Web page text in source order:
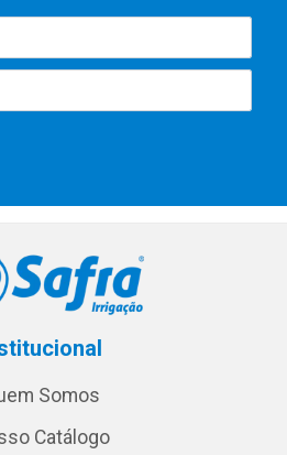
Somos
Catálogo